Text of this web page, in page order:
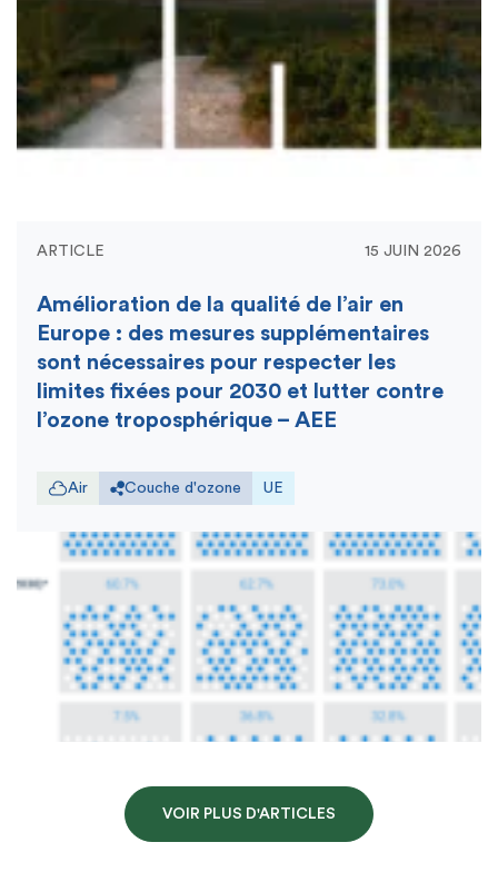
ARTICLE 15 JUIN 2026
Amélioration de la qualité de l’air en
Europe : des mesures supplémentaires
sont nécessaires pour respecter les
limites fixées pour 2030 et lutter contre
l’ozone troposphérique – AEE
Air Couche d'ozone UE
VOIR PLUS D'ARTICLES